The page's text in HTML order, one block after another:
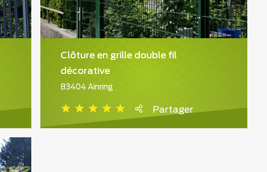
Clôture en grille double fil
décorative
83404 Ainring
Partager